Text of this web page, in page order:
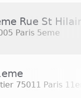
Rue St
Paris 5eme
75011 Paris